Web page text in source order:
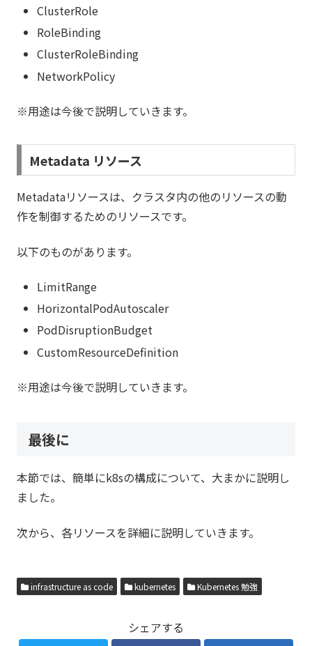
ClusterRole
RoleBinding
ClusterRoleBinding
NetworkPolicy
※用途は今後で説明していきます。
Metadata リソース
Metadataリソースは、クラスタ内の他のリソースの動
作を制御するためのリソースです。
以下のものがあります。
LimitRange
HorizontalPodAutoscaler
PodDisruptionBudget
CustomResourceDefinition
※用途は今後で説明していきます。
最後に
本節では、簡単にk8sの構成について、大まかに説明し
ました。
次から、各リソースを詳細に説明していきます。
infrastructure as code kubernetes Kubernetes 勉強
シェアする